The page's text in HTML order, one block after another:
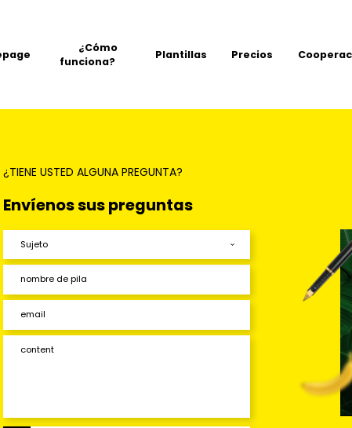
¿Cómo
funciona?
Plantillas Precios
¿TIENE USTED ALGUNA PREGUNTA?
Envíenos sus preguntas
Sujeto